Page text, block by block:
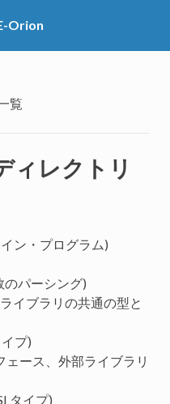
Orion
覧
ィレクトリ
ン・プログラム)
のパーシング)
イブラリの共通の型と
プ)
ェース、外部ライブラリ
タイプ)